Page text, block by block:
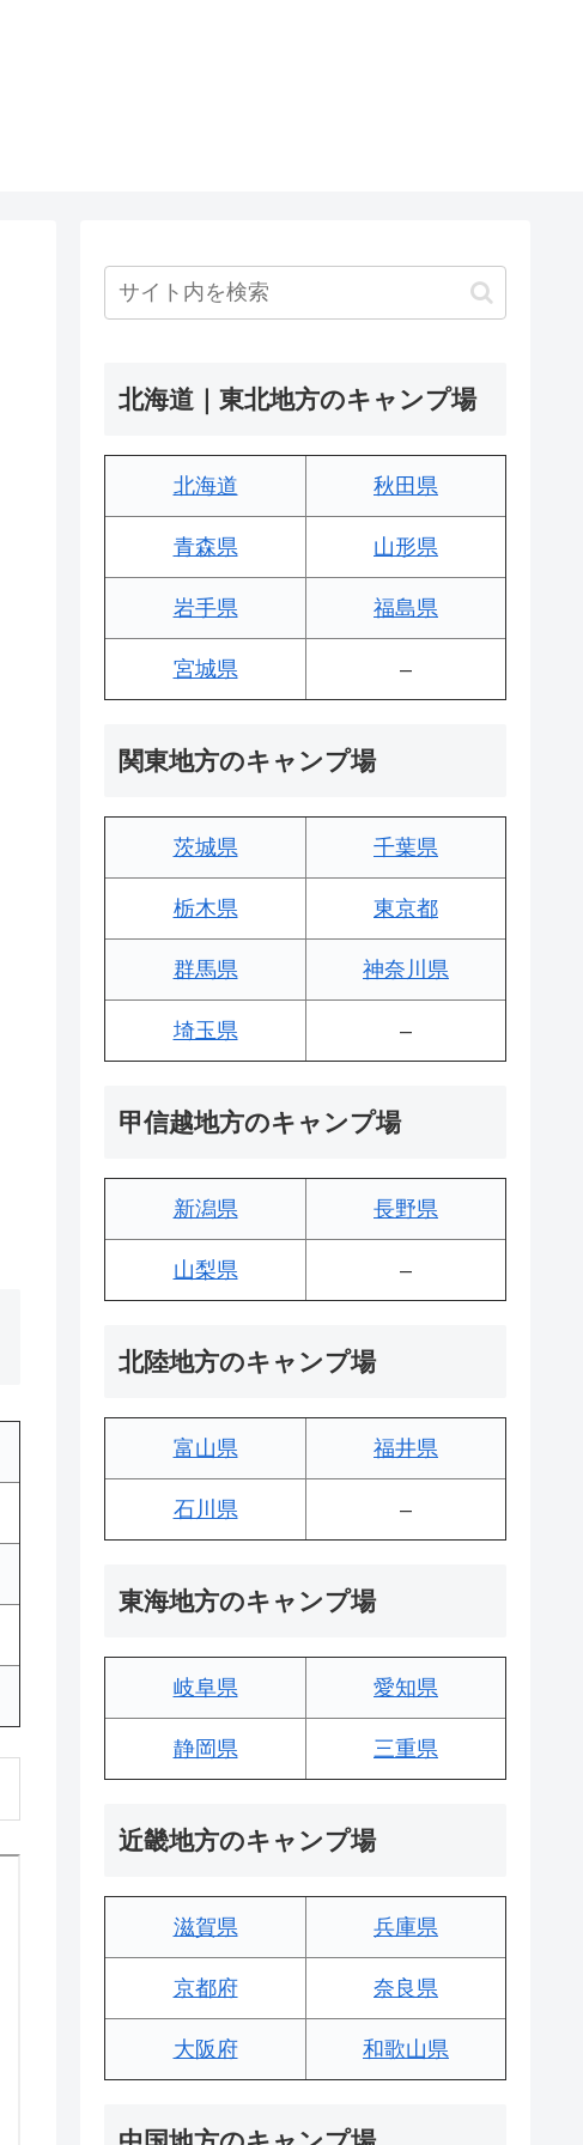
北海道｜東北地方のキャンプ場
北海道 秋田県
青森県 山形県
岩手県 福島県
宮城県 –
関東地方のキャンプ場
茨城県 千葉県
栃木県 東京都
群馬県 神奈川県
埼玉県 –
甲信越地方のキャンプ場
新潟県 長野県
山梨県 –
北陸地方のキャンプ場
富山県 福井県
石川県 –
東海地方のキャンプ場
岐阜県 愛知県
静岡県 三重県
近畿地方のキャンプ場
滋賀県 兵庫県
京都府 奈良県
大阪府 和歌山県